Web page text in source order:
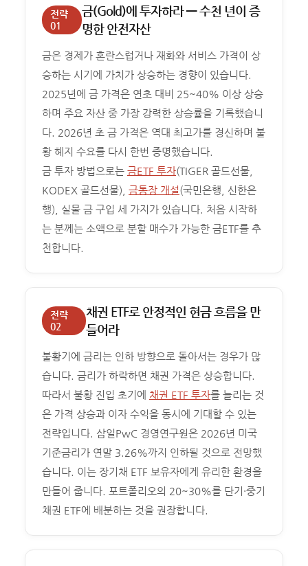
전략
01
금(Gold)에 투자하라 — 수천 년이 증
명한 안전자산
금은 경제가 혼란스럽거나 재화와 서비스 가격이 상
승하는 시기에 가치가 상승하는 경향이 있습니다.
2025년에 금 가격은 연초 대비 25~40% 이상 상승
하며 주요 자산 중 가장 강력한 상승률을 기록했습니
다. 2026년 초 금 가격은 역대 최고가를 경신하며 불
황 헤지 수요를 다시 한번 증명했습니다.
금 투자 방법으로는 금ETF 투자(TIGER 골드선물,
KODEX 골드선물), 금통장 개설(국민은행, 신한은
행), 실물 금 구입 세 가지가 있습니다. 처음 시작하
는 분께는 소액으로 분할 매수가 가능한 금ETF를 추
천합니다.
전략
02
채권 ETF로 안정적인 현금 흐름을 만
들어라
불황기에 금리는 인하 방향으로 돌아서는 경우가 많
습니다. 금리가 하락하면 채권 가격은 상승합니다.
따라서 불황 진입 초기에 채권 ETF 투자를 늘리는 것
은 가격 상승과 이자 수익을 동시에 기대할 수 있는
전략입니다. 삼일PwC 경영연구원은 2026년 미국
기준금리가 연말 3.26%까지 인하될 것으로 전망했
습니다. 이는 장기채 ETF 보유자에게 유리한 환경을
만들어 줍니다. 포트폴리오의 20~30%를 단기·중기
채권 ETF에 배분하는 것을 권장합니다.